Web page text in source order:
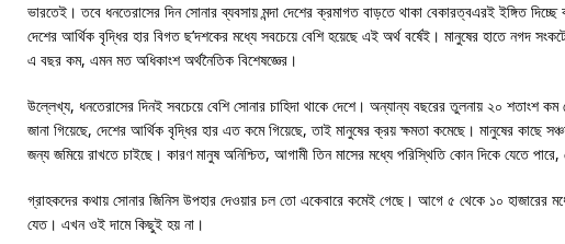
ভারতেই। তবে ধনতেরাসের দিন সোনার ব্যবসায় মন্দা দেশের ক্রমাগত বাড়তে থাকা বেকারত্বএরই ইঙ্গিত দিচ্ছে
দেশের আর্থিক বৃদ্ধির হার বিগত ছ’দশকের মধ্যে সবচেয়ে বেশি হয়েছে এই অর্থ বর্ষেই। মানুষের হাতে নগদ
এ বছর কম, এমন মত অধিকাংশ অর্থনৈতিক বিশেষজ্ঞের।
উল্লেখ্য, ধনতেরাসের দিনই সবচেয়ে বেশি সোনার চাহিদা থাকে দেশে। অন্যান্য বছরের তুলনায় ২০ শতাংশ
জানা গিয়েছে, দেশের আর্থিক বৃদ্ধির হার এত কমে গিয়েছে, তাই মানুষের ক্রয় ক্ষমতা কমেছে। মানুষের কাছে
জন্য জমিয়ে রাখতে চাইছে। কারণ মানুষ অনিশ্চিত, আগামী তিন মাসের মধ্যে পরিস্থিতি কোন দিকে যেতে পারে,
গ্রাহকদের কথায় সোনার জিনিস উপহার দেওয়ার চল তো একেবারে কমেই গেছে। আগে ৫ থেকে ১০ হাজারের
যেত। এখন ওই দামে কিছুই হয় না।